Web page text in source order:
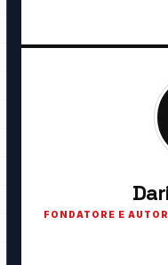
FONDATORE E